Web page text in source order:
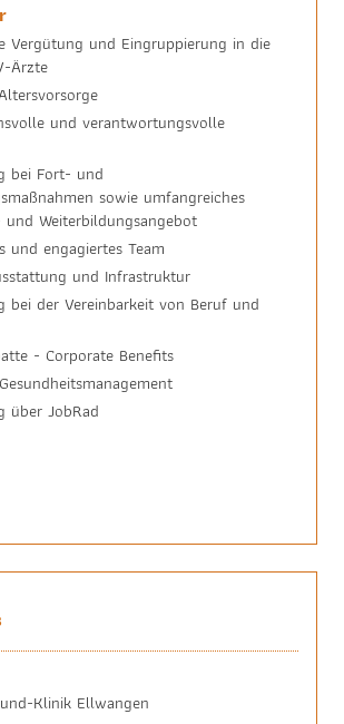
Vergütung und Eingruppierung in die
Ärzte
und verantwortungsvolle
bei Fort- und
sowie umfangreiches
Weiterbildungsangebot
und engagiertes Team
und Infrastruktur
bei der Vereinbarkeit von Beruf und
- Corporate Benefits
über JobRad
Klinik Ellwangen